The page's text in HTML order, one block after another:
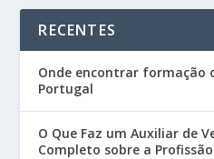
RECENTES
Onde encontrar formação
Portugal
O Que Faz um Auxiliar de
Completo sobre a Profissão